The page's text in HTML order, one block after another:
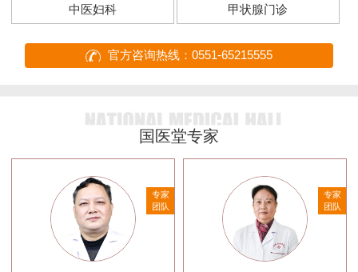
中医妇科 甲状腺门诊
官方咨询热线：0551-65215555
国医堂专家
专家
团队
专家
团队